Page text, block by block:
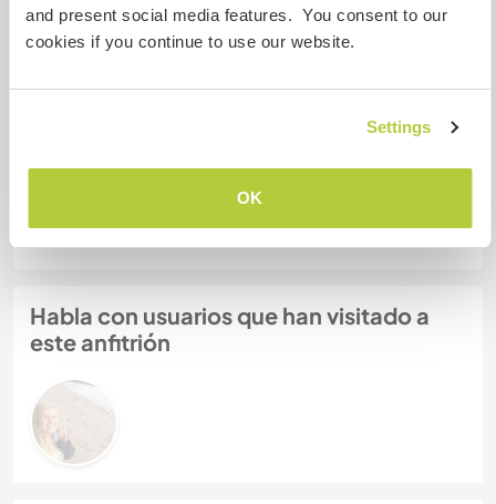
and present social media features. You consent to our
cookies if you continue to use our website.
Settings
OK
Más de dos
Mis animales / mascotas
Número de referencia de anfitrión: 483396633735
Seguridad Web
Habla con usuarios que han visitado a
este anfitrión